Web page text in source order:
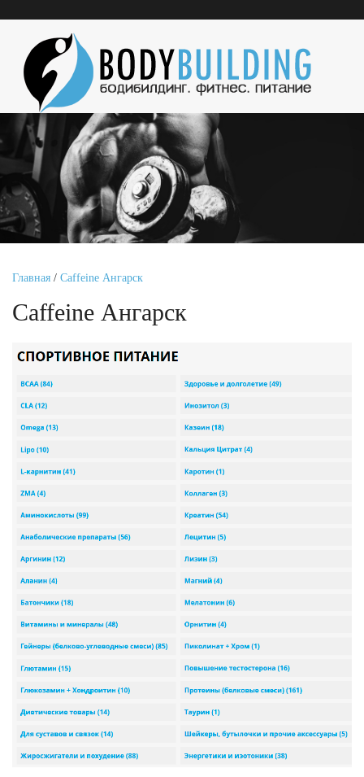
Главная / Caffeine Ангарск
Caffeine Ангарск